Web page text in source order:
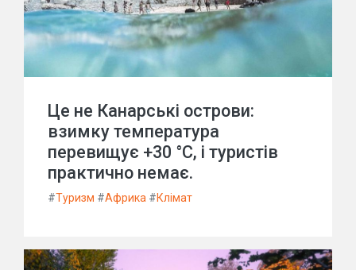
Це не Канарські острови:
взимку температура
перевищує +30 °C, і туристів
практично немає.
#Туризм #Африка #Клімат